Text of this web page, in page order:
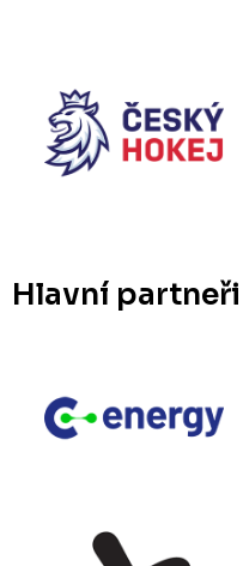
Hlavní partneři